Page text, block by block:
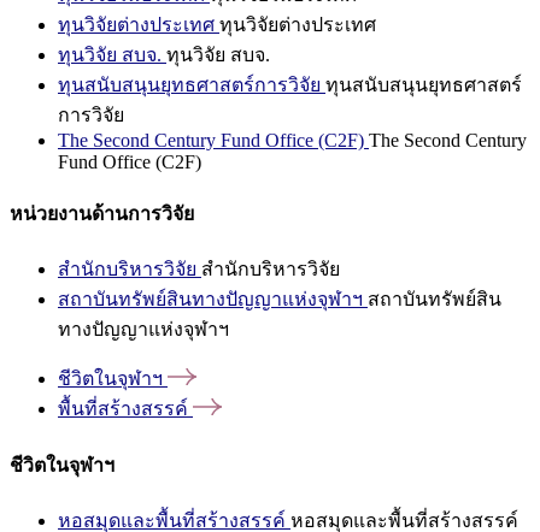
ทุนวิจัยต่างประเทศ ทุนวิจัยต่างประเทศ
ทุนวิจัย สบจ. ทุนวิจัย สบจ.
ทุนสนับสนุนยุทธศาสตร์การวิจัย ทุนสนับสนุนยุทธศาสตร์
การวิจัย
The Second Century Fund Office (C2F) The Second Century
Fund Office (C2F)
หน่วยงานด้านการวิจัย
สำนักบริหารวิจัย สำนักบริหารวิจัย
สถาบันทรัพย์สินทางปัญญาแห่งจุฬาฯ สถาบันทรัพย์สิน
ทางปัญญาแห่งจุฬาฯ
ชีวิตในจุฬาฯ
พื้นที่สร้างสรรค์
ชีวิตในจุฬาฯ
หอสมุดและพื้นที่สร้างสรรค์ หอสมุดและพื้นที่สร้างสรรค์